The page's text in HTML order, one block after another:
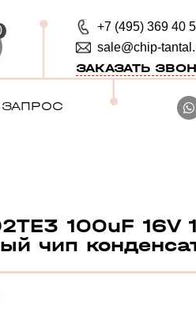
+7 (495) 369 40
sale@chip-
ЗАКАЗАТЬ
ЗАПРОС
100uF 16V
чип